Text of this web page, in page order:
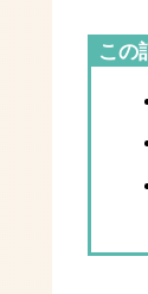
この